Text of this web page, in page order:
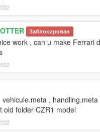
Заблокирован
work , can u make Ferrari
vehicule.meta , handling.meta
old folder CZR1 model